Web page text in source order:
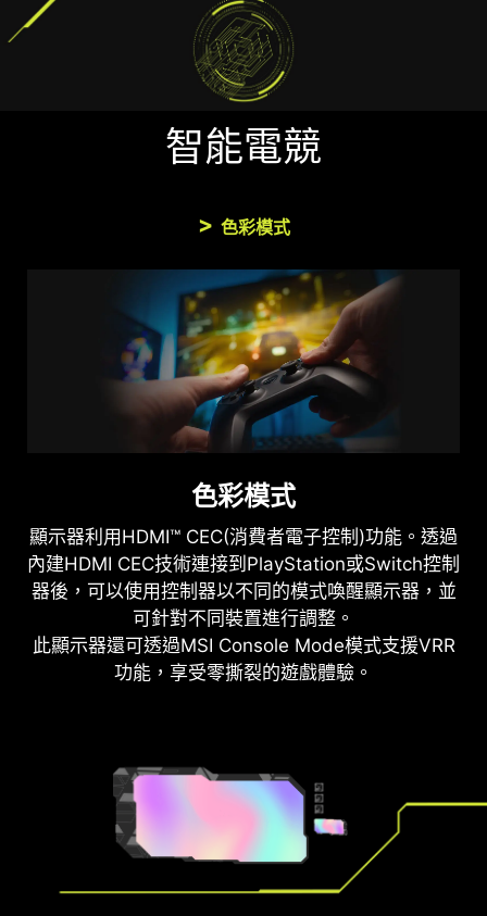
智能電競
色彩模式
色彩模式
顯示器利用HDMI™ CEC(消費者電子控制)功能。透過
內建HDMI CEC技術連接到PlayStation或Switch控制
器後，可以使用控制器以不同的模式喚醒顯示器，並
可針對不同裝置進行調整。
此顯示器還可透過MSI Console Mode模式支援VRR
功能，享受零撕裂的遊戲體驗。